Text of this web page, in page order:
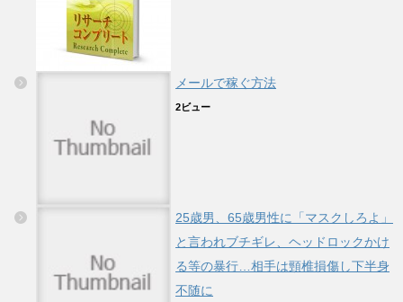
メールで稼ぐ方法
2ビュー
25歳男、65歳男性に「マスクしろよ」
と言われブチギレ、ヘッドロックかけ
る等の暴行…相手は頸椎損傷し下半身
不随に